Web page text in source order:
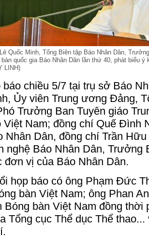
Quốc Minh, Tổng Biên tập Báo Nhân Dân,
quốc gia Báo Nhân Dân lần thứ 40, phát biểu ý
LINH)
chiều 5/7 tại trụ sở Báo
Ủy viên Trung ương Đảng,
Trưởng Ban Tuyên giáo
Việt Nam; đồng chí Quế Đình
Nhân Dân, đồng chí Trần
nghệ Báo Nhân Dân, Trưởng
đơn vị của Báo Nhân Dân.
họp báo có ông Phạm Đức
bàn Việt Nam; ông Phan
Bóng bàn Việt Nam đồng thời
Tổng cục Thể dục Thể